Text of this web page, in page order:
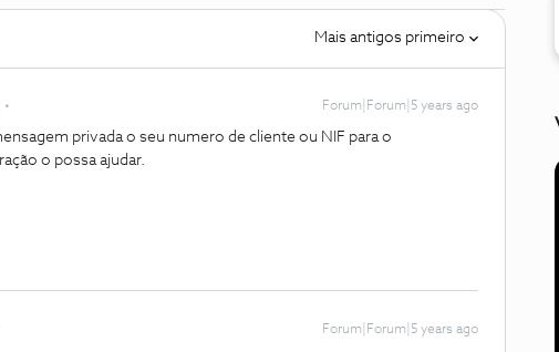
Mais antigos primeiro
Forum|Forum|5 years ago
privada o seu numero de cliente ou NIF para o
o possa ajudar.
Forum|Forum|5 years ago